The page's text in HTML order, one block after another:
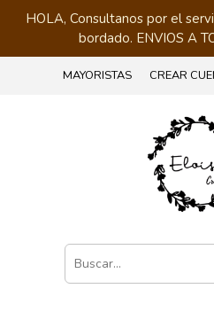
HOLA, Consultanos por el
bordado. ENVIOS A
MAYORISTAS CREAR